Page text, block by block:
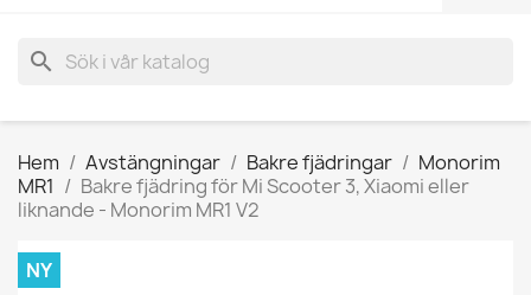
search
Hem Avstängningar Bakre fjädringar
Monorim
MR1
Bakre fjädring för Mi Scooter 3, Xiaomi eller
liknande - Monorim MR1 V2
NY